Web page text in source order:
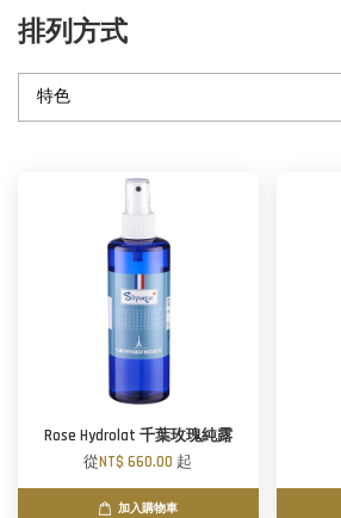
排列方式
Rose Hydrolat 千葉玫瑰純露
從NT$ 660.00 起
加入購物車